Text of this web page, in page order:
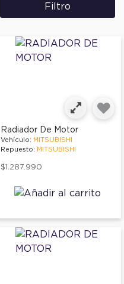
Filtro
Radiador De Motor
Vehículo: MITSUBISHI
Repuesto: MITSUBISHI
$1.287.990